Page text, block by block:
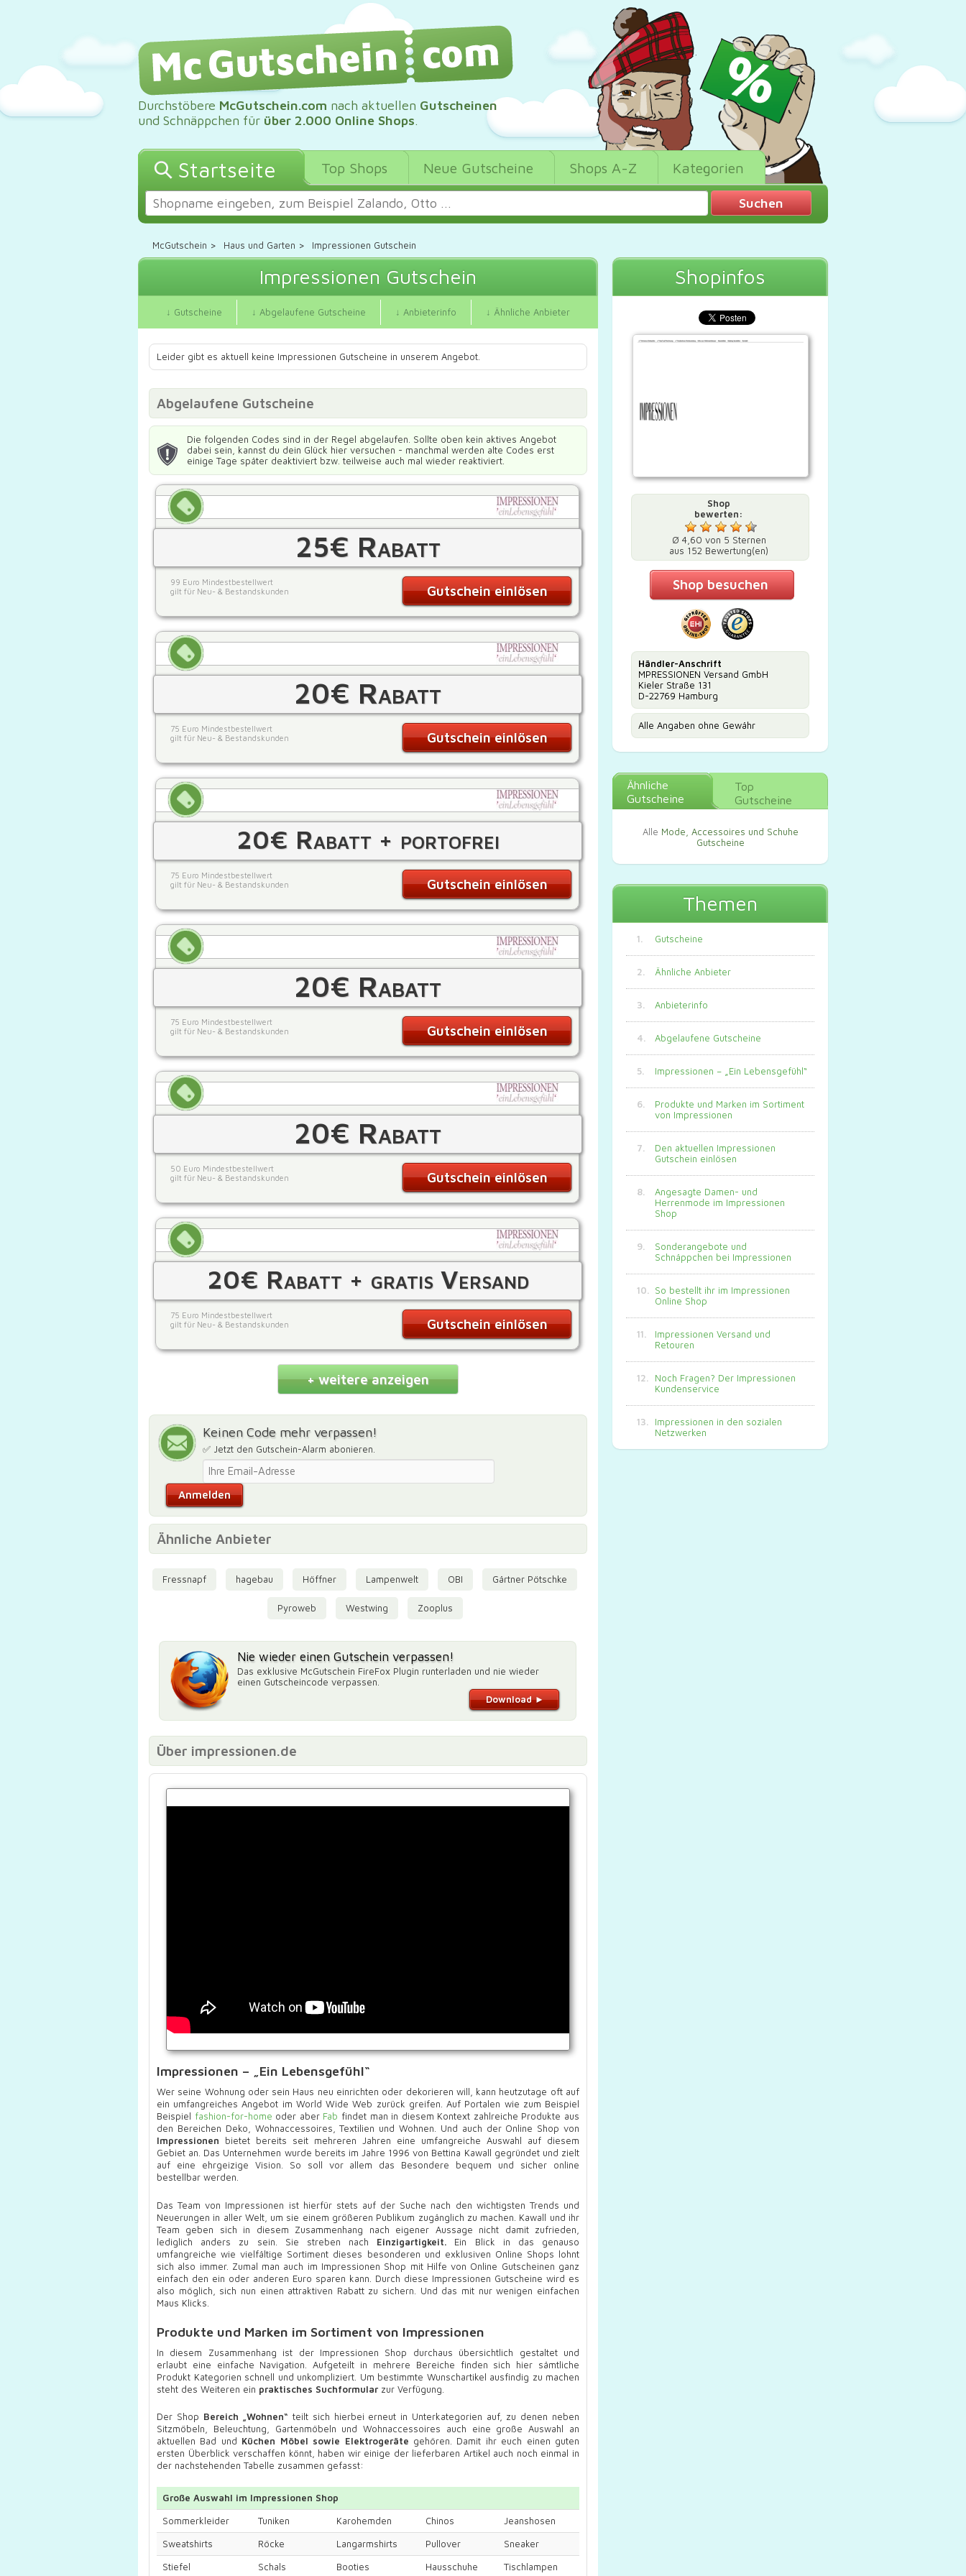
Durchstöbere McGutschein.com nach aktuellen Gutscheinen
und Schnäppchen für über 2.000 Online Shops.
Startseite Top Shops Neue Gutscheine Shops A-Z Kategorien
McGutschein > Haus und Garten > Impressionen Gutschein
Impressionen Gutschein
↓ Gutscheine ↓ Abgelaufene Gutscheine ↓ Anbieterinfo ↓ Ähnliche Anbieter
Leider gibt es aktuell keine Impressionen Gutscheine in unserem Angebot.
Abgelaufene Gutscheine
Die folgenden Codes sind in der Regel abgelaufen. Sollte oben kein aktives Angebot
dabei sein, kannst du dein Glück hier versuchen - manchmal werden alte Codes erst
einige Tage später deaktiviert bzw. teilweise auch mal wieder reaktiviert.
25€ Rabatt
99 Euro Mindestbestellwert
gilt für Neu- & Bestandskunden
Gutschein einlösen
20€ Rabatt
75 Euro Mindestbestellwert
gilt für Neu- & Bestandskunden
Gutschein einlösen
20€ Rabatt + portofrei
75 Euro Mindestbestellwert
gilt für Neu- & Bestandskunden
Gutschein einlösen
20€ Rabatt
75 Euro Mindestbestellwert
gilt für Neu- & Bestandskunden
Gutschein einlösen
20€ Rabatt
50 Euro Mindestbestellwert
gilt für Neu- & Bestandskunden
Gutschein einlösen
20€ Rabatt + gratis Versand
75 Euro Mindestbestellwert
gilt für Neu- & Bestandskunden
Gutschein einlösen
+ weitere anzeigen
Keinen Code mehr verpassen!
✅ Jetzt den Gutschein-Alarm abonieren.
Ähnliche Anbieter
Fressnapf hagebau Höffner Lampenwelt OBI Gärtner Pötschke
Pyroweb Westwing Zooplus
Nie wieder einen Gutschein verpassen!
Das exklusive McGutschein FireFox Plugin runterladen und nie wieder
einen Gutscheincode verpassen.
Download ►
Über impressionen.de
Impressionen – „Ein Lebensgefühl“
Wer seine Wohnung oder sein Haus neu einrichten oder dekorieren will, kann heutzutage oft auf
ein umfangreiches Angebot im World Wide Web zurück greifen. Auf Portalen wie zum Beispiel
Beispiel fashion-for-home oder aber Fab findet man in diesem Kontext zahlreiche Produkte aus
den Bereichen Deko, Wohnaccessoires, Textilien und Wohnen. Und auch der Online Shop von
Impressionen bietet bereits seit mehreren Jahren eine umfangreiche Auswahl auf diesem
Gebiet an. Das Unternehmen wurde bereits im Jahre 1996 von Bettina Kawall gegründet und zielt
auf eine ehrgeizige Vision. So soll vor allem das Besondere bequem und sicher online
bestellbar werden.
Das Team von Impressionen ist hierfür stets auf der Suche nach den wichtigsten Trends und
Neuerungen in aller Welt, um sie einem größeren Publikum zugänglich zu machen. Kawall und ihr
Team geben sich in diesem Zusammenhang nach eigener Aussage nicht damit zufrieden,
lediglich anders zu sein. Sie streben nach Einzigartigkeit. Ein Blick in das genauso
umfangreiche wie vielfältige Sortiment dieses besonderen und exklusiven Online Shops lohnt
sich also immer. Zumal man auch im Impressionen Shop mit Hilfe von Online Gutscheinen ganz
einfach den ein oder anderen Euro sparen kann. Durch diese Impressionen Gutscheine wird es
also möglich, sich nun einen attraktiven Rabatt zu sichern. Und das mit nur wenigen einfachen
Maus Klicks.
Produkte und Marken im Sortiment von Impressionen
In diesem Zusammenhang ist der Impressionen Shop durchaus übersichtlich gestaltet und
erlaubt eine einfache Navigation. Aufgeteilt in mehrere Bereiche finden sich hier sämtliche
Produkt Kategorien schnell und unkompliziert. Um bestimmte Wunschartikel ausfindig zu machen
steht des Weiteren ein praktisches Suchformular zur Verfügung.
Der Shop Bereich „Wohnen“teilt sich hierbei erneut in Unterkategorien auf, zu denen neben
Sitzmöbeln, Beleuchtung, Gartenmöbeln und Wohnaccessoires auch eine große Auswahl an
aktuellen Bad und Küchen Möbel sowie Elektrogeräte gehören. Damit ihr euch einen guten
ersten Überblick verschaffen könnt, haben wir einige der lieferbaren Artikel auch noch einmal in
der nachstehenden Tabelle zusammen gefasst:
Große Auswahl im Impressionen Shop
Sommerkleider
Tuniken Karohemden Chinos
Jeanshosen
Sweatshirts
Röcke Langarmshirts Pullover
Sneaker
Stiefel
Schals Booties Hausschuhe Tischlampen
Shopinfos
Shop
bewerten:
Ø 4,60 von 5 Sternen
aus 152 Bewertung(en)
Shop besuchen
Händler-Anschrift
MPRESSIONEN Versand GmbH
Kieler Straße 131
D-22769 Hamburg
Alle Angaben ohne Gewähr
Ähnliche
Gutscheine
Top
Gutscheine
Alle Mode, Accessoires und Schuhe
Gutscheine
Themen
Gutscheine
Ähnliche Anbieter
Anbieterinfo
Abgelaufene Gutscheine
Impressionen – „Ein Lebensgefühl“
Produkte und Marken im Sortiment
von Impressionen
Den aktuellen Impressionen
Gutschein einlösen
Angesagte Damen- und
Herrenmode im Impressionen
Shop
Sonderangebote und
Schnäppchen bei Impressionen
So bestellt ihr im Impressionen
Online Shop
Impressionen Versand und
Retouren
Noch Fragen? Der Impressionen
Kundenservice
Impressionen in den sozialen
Netzwerken